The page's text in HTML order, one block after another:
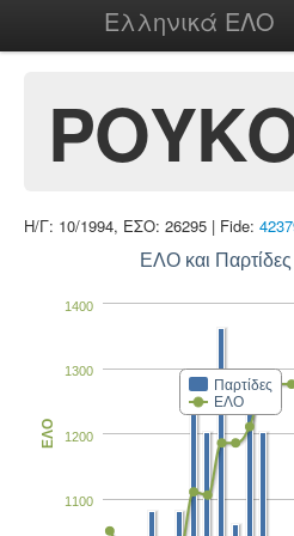
Ελληνικά ΕΛΟ
Η/Γ: 10/1994, ΕΣΟ: 26295 | Fide:
ΕΛΟ και
Παρτίδες
ΕΛΟ
1100
1200
1300
1400
ΕΛΟ